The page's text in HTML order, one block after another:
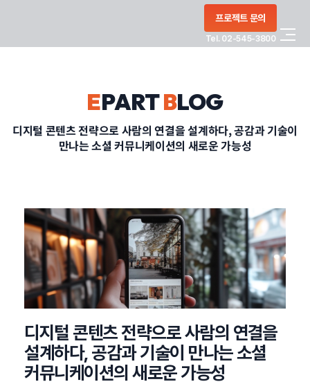
프로젝트 문의
Tel. 02-545-3800
PORTFOLIO
CONTACT
정부지원사업
EPARTBLOG
디지털 콘텐츠 전략으로 사람의 연결을 설계하다, 공감과 기술이
만나는 소셜 커뮤니케이션의 새로운 가능성
디지털 콘텐츠 전략으로 사람의 연결을
설계하다, 공감과 기술이 만나는 소셜
커뮤니케이션의 새로운 가능성